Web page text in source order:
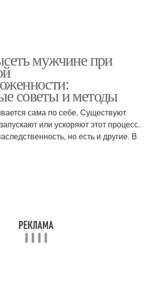
мужчине при
советы и методы
сама по себе. Существуют
или ускоряют этот процесс.
но есть и другие. В